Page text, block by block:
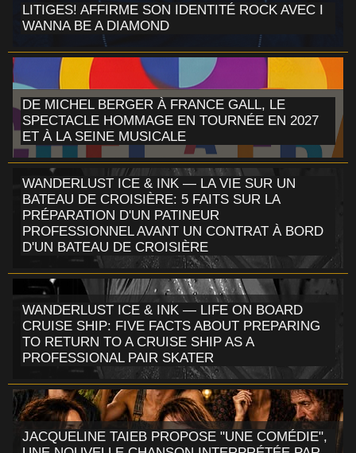
LITIGES! AFFIRME SON IDENTITÉ ROCK AVEC I
WANNA BE A DIAMOND
DE MICHEL BERGER À FRANCE GALL, LE
SPECTACLE HOMMAGE EN TOURNÉE EN 2027
ET À LA SEINE MUSICALE
WANDERLUST ICE & INK — LA VIE SUR UN
BATEAU DE CROISIÈRE: 5 FAITS SUR LA
PRÉPARATION D'UN PATINEUR
PROFESSIONNEL AVANT UN CONTRAT À BORD
D'UN BATEAU DE CROISIÈRE
WANDERLUST ICE & INK — LIFE ON BOARD
CRUISE SHIP: FIVE FACTS ABOUT PREPARING
TO RETURN TO A CRUISE SHIP AS A
PROFESSIONAL PAIR SKATER
JACQUELINE TAIEB PROPOSE "UNE COMÉDIE",